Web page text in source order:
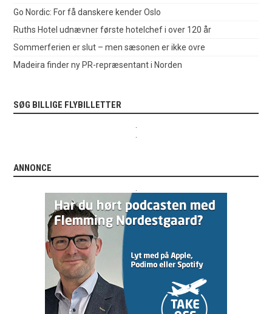
Go Nordic: For få danskere kender Oslo
Ruths Hotel udnævner første hotelchef i over 120 år
Sommerferien er slut – men sæsonen er ikke ovre
Madeira finder ny PR-repræsentant i Norden
SØG BILLIGE FLYBILLETTER
ANNONCE